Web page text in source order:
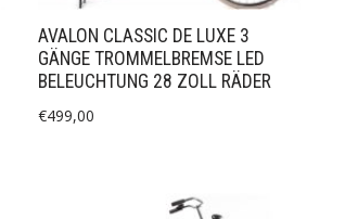
AVALON CLASSIC DE LUXE 3
GÄNGE TROMMELBREMSE LED
BELEUCHTUNG 28 ZOLL RÄDER
€499,00